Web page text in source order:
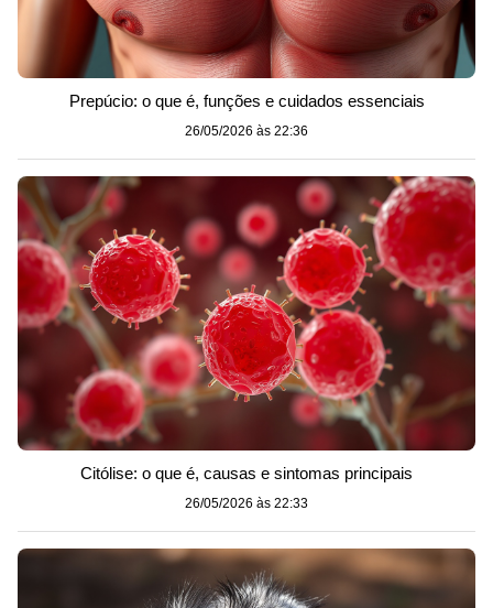
Prepúcio: o que é, funções e cuidados essenciais
26/05/2026 às 22:36
Citólise: o que é, causas e sintomas principais
26/05/2026 às 22:33